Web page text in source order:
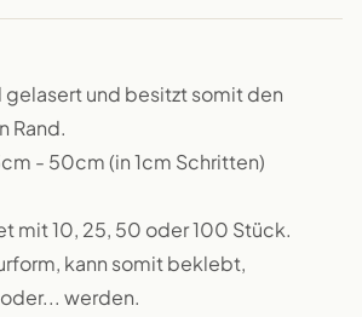
gelasert und besitzt somit den
Rand.
- 50cm (in 1cm Schritten)
mit 10, 25, 50 oder 100 Stück.
kann somit beklebt,
werden.